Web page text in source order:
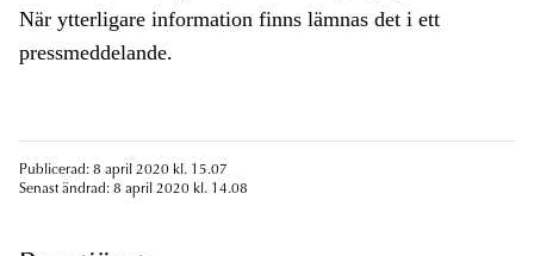
När ytterligare information finns lämnas det i ett
pressmeddelande.
Publicerad: 8 april 2020 kl. 15.07
Senast ändrad: 8 april 2020 kl. 14.08